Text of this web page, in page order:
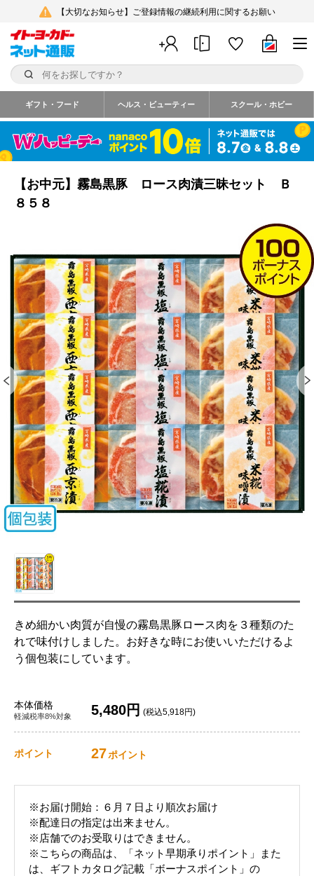
【大切なお知らせ】ご登録情報の継続利用に関するお願い
ギフト・フード ヘルス・ビューティー スクール・ホビー
【お中元】霧島黒豚 ロース肉漬三昧セット Ｂ
８５８
きめ細かい肉質が自慢の霧島黒豚ロース肉を３種類のた
れで味付けしました。お好きな時にお使いいただけるよ
う個包装にしています。
本体価格
軽減税率8%対象 5,480円 (税込5,918円)
ポイント 27ポイント
※お届け開始：６月７日より順次お届け
※配達日の指定は出来ません。
※店舗でのお受取りはできません。
※こちらの商品は、「ネット早期承りポイント」また
は、ギフトカタログ記載「ボーナスポイント」の